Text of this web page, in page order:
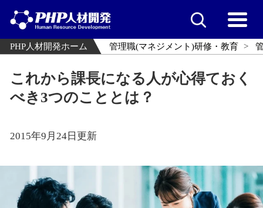
PHP人材開発ホーム 管理職(マネジメント)研修・教育
これから課長になる人が心得ておく
べき3つのこととは？
2015年9月24日更新